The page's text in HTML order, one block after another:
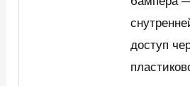
доступ